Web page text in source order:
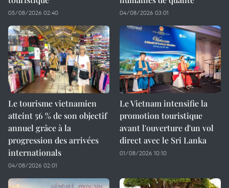
05/08/2026 02:40 04/08/2026 03:01
Le tourisme vietnamien
atteint 56 % de son objectif
annuel grâce à la
progression des arrivées
internationals
04/08/2026 02:01
Le Vietnam intensifie la
promotion touristique
avant l'ouverture d'un vol
direct avec le Sri Lanka
01/08/2026 10:10